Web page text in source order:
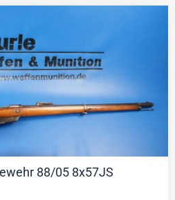
88/05 8x57JS